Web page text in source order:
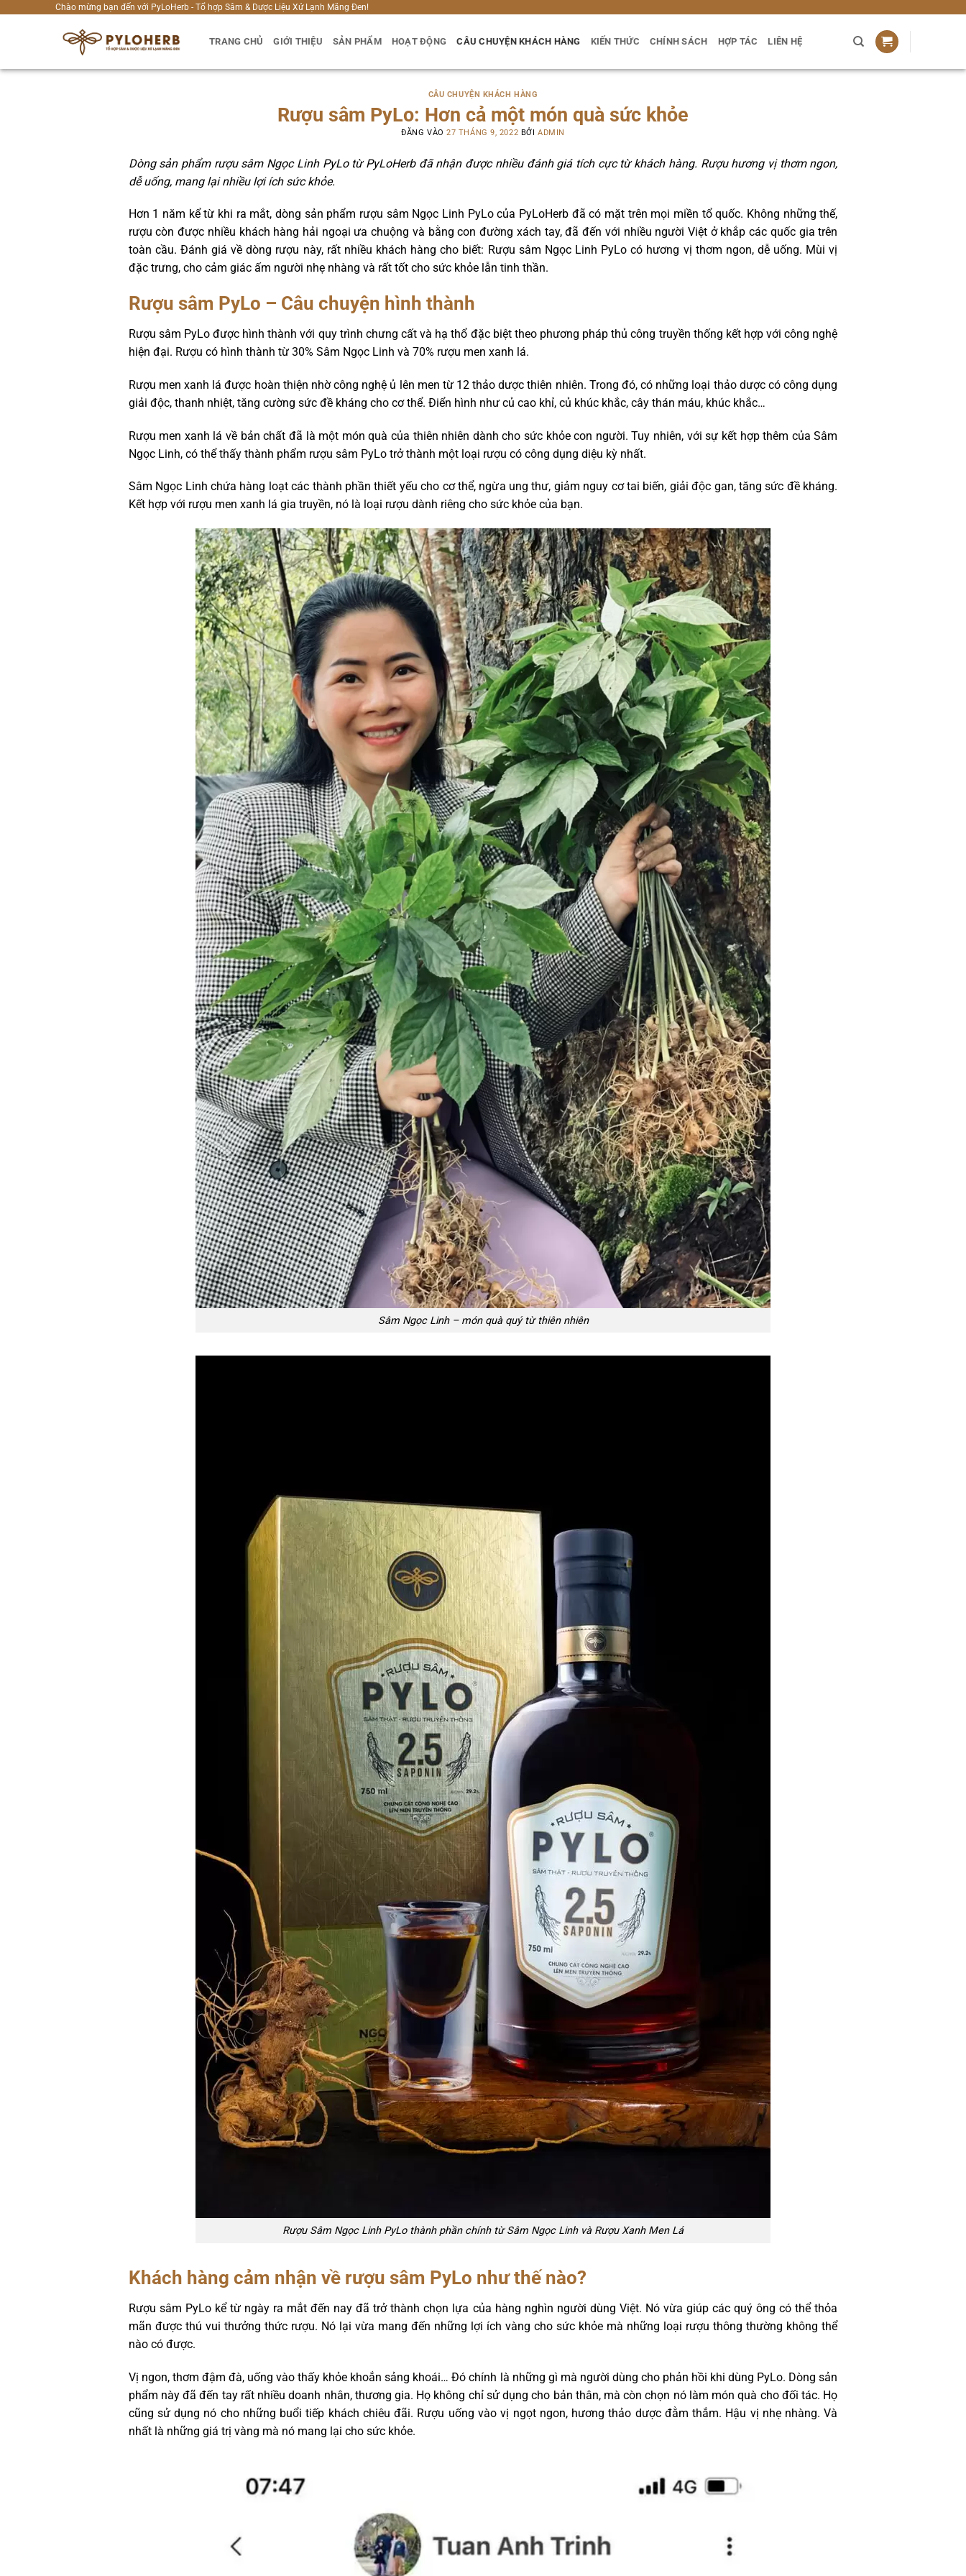
Chào mừng bạn đến với PyLoHerb - Tổ hợp Sâm & Dược Liệu Xứ Lạnh Măng Đen!
TRANG CHỦ GIỚI THIỆU SẢN PHẨM HOẠT ĐỘNG CÂU CHUYỆN KHÁCH HÀNG KIẾN THỨC CHÍNH SÁCH HỢP TÁC LIÊN HỆ
CÂU CHUYỆN KHÁCH HÀNG
Rượu sâm PyLo: Hơn cả một món quà sức khỏe
ĐĂNG VÀO27 THÁNG 9, 2022 BỞI ADMIN
Dòng sản phẩm rượu sâm Ngọc Linh PyLo từ PyLoHerb đã nhận được nhiều đánh giá tích cực từ khách hàng. Rượu hương vị thơm ngon,
dễ uống, mang lại nhiều lợi ích sức khỏe.
Hơn 1 năm kể từ khi ra mắt, dòng sản phẩm rượu sâm Ngọc Linh PyLo của PyLoHerb đã có mặt trên mọi miền tổ quốc. Không những thế,
rượu còn được nhiều khách hàng hải ngoại ưa chuộng và bằng con đường xách tay, đã đến với nhiều người Việt ở khắp các quốc gia trên
toàn cầu. Đánh giá về dòng rượu này, rất nhiều khách hàng cho biết: Rượu sâm Ngọc Linh PyLo có hương vị thơm ngon, dễ uống. Mùi vị
đặc trưng, cho cảm giác ấm người nhẹ nhàng và rất tốt cho sức khỏe lẫn tinh thần.
Rượu sâm PyLo – Câu chuyện hình thành
Rượu sâm PyLo được hình thành với quy trình chưng cất và hạ thổ đặc biệt theo phương pháp thủ công truyền thống kết hợp với công nghệ
hiện đại. Rượu có hình thành từ 30% Sâm Ngọc Linh và 70% rượu men xanh lá.
Rượu men xanh lá được hoàn thiện nhờ công nghệ ủ lên men từ 12 thảo dược thiên nhiên. Trong đó, có những loại thảo dược có công dụng
giải độc, thanh nhiệt, tăng cường sức đề kháng cho cơ thể. Điển hình như củ cao khỉ, củ khúc khắc, cây thán máu, khúc khắc…
Rượu men xanh lá về bản chất đã là một món quà của thiên nhiên dành cho sức khỏe con người. Tuy nhiên, với sự kết hợp thêm của Sâm
Ngọc Linh, có thể thấy thành phẩm rượu sâm PyLo trở thành một loại rượu có công dụng diệu kỳ nhất.
Sâm Ngọc Linh chứa hàng loạt các thành phần thiết yếu cho cơ thể, ngừa ung thư, giảm nguy cơ tai biến, giải độc gan, tăng sức đề kháng.
Kết hợp với rượu men xanh lá gia truyền, nó là loại rượu dành riêng cho sức khỏe của bạn.
Sâm Ngọc Linh – món quà quý từ thiên nhiên
Rượu Sâm Ngọc Linh PyLo thành phần chính từ Sâm Ngọc Linh và Rượu Xanh Men Lá
Khách hàng cảm nhận về rượu sâm PyLo như thế nào?
Rượu sâm PyLo kể từ ngày ra mắt đến nay đã trở thành chọn lựa của hàng nghìn người dùng Việt. Nó vừa giúp các quý ông có thể thỏa
mãn được thú vui thưởng thức rượu. Nó lại vừa mang đến những lợi ích vàng cho sức khỏe mà những loại rượu thông thường không thể
nào có được.
Vị ngon, thơm đậm đà, uống vào thấy khỏe khoắn sảng khoái… Đó chính là những gì mà người dùng cho phản hồi khi dùng PyLo. Dòng sản
phẩm này đã đến tay rất nhiều doanh nhân, thương gia. Họ không chỉ sử dụng cho bản thân, mà còn chọn nó làm món quà cho đối tác. Họ
cũng sử dụng nó cho những buổi tiếp khách chiêu đãi. Rượu uống vào vị ngọt ngon, hương thảo dược đằm thắm. Hậu vị nhẹ nhàng. Và
nhất là những giá trị vàng mà nó mang lại cho sức khỏe.